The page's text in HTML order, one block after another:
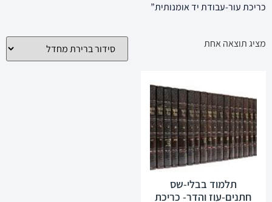
כריכת עור-עבודת יד אומנותית”
מציג תוצאה אחת
תלמוד בבלי-שס
חתנים-עוז והדר- כריכת